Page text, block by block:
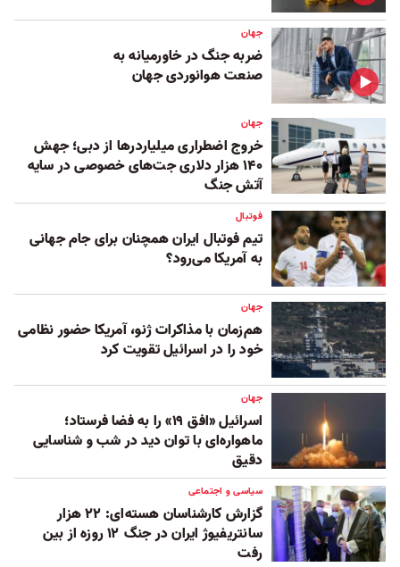
جهان
ضربه جنگ در خاورمیانه به
صنعت هوانوردی جهان
جهان
خروج اضطراری میلیاردرها از دبی؛ جهش
۱۴۰ هزار دلاری جت‌های خصوصی در سایه
آتش جنگ
فوتبال
تیم فوتبال ایران همچنان برای جام جهانی
به آمریکا می‌رود؟
جهان
هم‌زمان با مذاکرات ژنو، آمریکا حضور نظامی
خود را در اسرائیل تقویت کرد
جهان
اسرائیل «افق ۱۹» را به فضا فرستاد؛
ماهواره‌ای با توان دید در شب و شناسایی
دقیق
سیاسی و اجتماعی
گزارش کارشناسان هسته‌ای: ۲۲ هزار
سانتریفیوژ ایران در جنگ ۱۲ روزه از بین
رفت